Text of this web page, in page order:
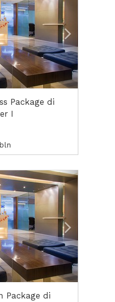
Package di
I
Next2
Package di